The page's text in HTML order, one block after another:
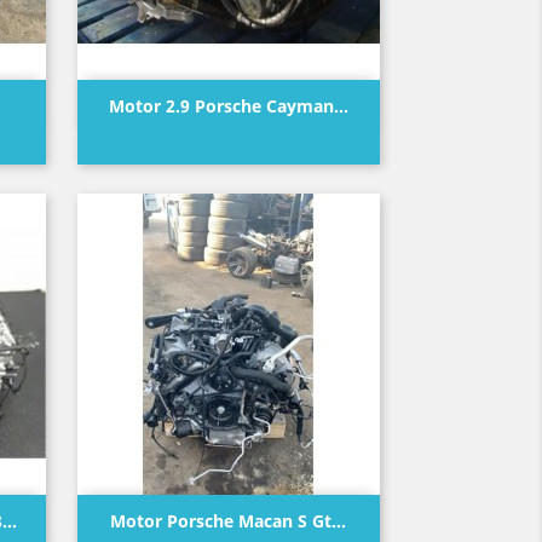
Motor 2.9 Porsche Cayman...
Vista rápida
Motor Porsche Macan S Gt...
Vista rápida